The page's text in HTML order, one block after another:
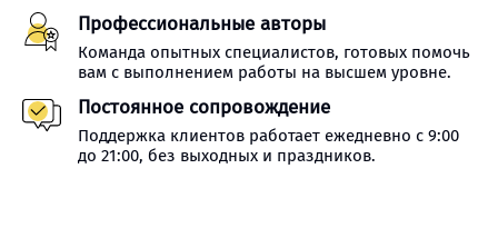
Профессиональные авторы
Команда опытных специалистов, готовых помочь
вам с выполнением работы на высшем уровне.
Постоянное сопровождение
Поддержка клиентов работает ежедневно с 9:00
до 21:00, без выходных и праздников.